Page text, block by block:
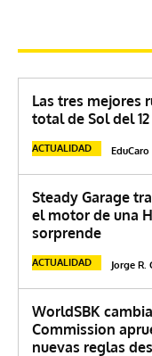
Las tres mejores
total de Sol del
ACTUALIDAD EduCaro
Steady Garage
el motor de una
sorprende
ACTUALIDAD Jorge R.
WorldSBK
Commission
nuevas reglas